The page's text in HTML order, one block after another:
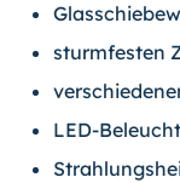
sturmfesten
LED-